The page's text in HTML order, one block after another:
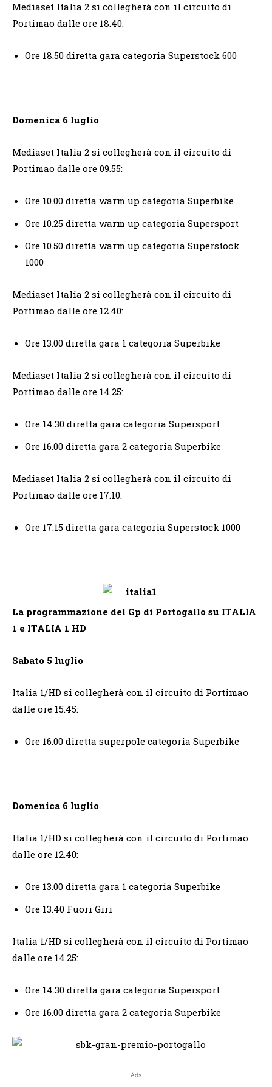
Mediaset Italia 2 si collegherà con il circuito di
Portimao dalle ore 18.40:
Ore 18.50 diretta gara categoria Superstock 600
Domenica 6 luglio
Mediaset Italia 2 si collegherà con il circuito di
Portimao dalle ore 09.55:
Ore 10.00 diretta warm up categoria Superbike
Ore 10.25 diretta warm up categoria Supersport
Ore 10.50 diretta warm up categoria Superstock
1000
Mediaset Italia 2 si collegherà con il circuito di
Portimao dalle ore 12.40:
Ore 13.00 diretta gara 1 categoria Superbike
Mediaset Italia 2 si collegherà con il circuito di
Portimao dalle ore 14.25:
Ore 14.30 diretta gara categoria Supersport
Ore 16.00 diretta gara 2 categoria Superbike
Mediaset Italia 2 si collegherà con il circuito di
Portimao dalle ore 17.10:
Ore 17.15 diretta gara categoria Superstock 1000
La programmazione del Gp di Portogallo su ITALIA
1 e ITALIA 1 HD
Sabato 5 luglio
Italia 1/HD si collegherà con il circuito di Portimao
dalle ore 15.45:
Ore 16.00 diretta superpole categoria Superbike
Domenica 6 luglio
Italia 1/HD si collegherà con il circuito di Portimao
dalle ore 12.40:
Ore 13.00 diretta gara 1 categoria Superbike
Ore 13.40 Fuori Giri
Italia 1/HD si collegherà con il circuito di Portimao
dalle ore 14.25:
Ore 14.30 diretta gara categoria Supersport
Ore 16.00 diretta gara 2 categoria Superbike
Ads